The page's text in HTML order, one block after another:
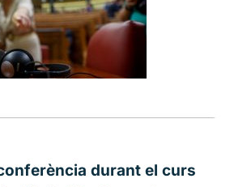
durant el curs